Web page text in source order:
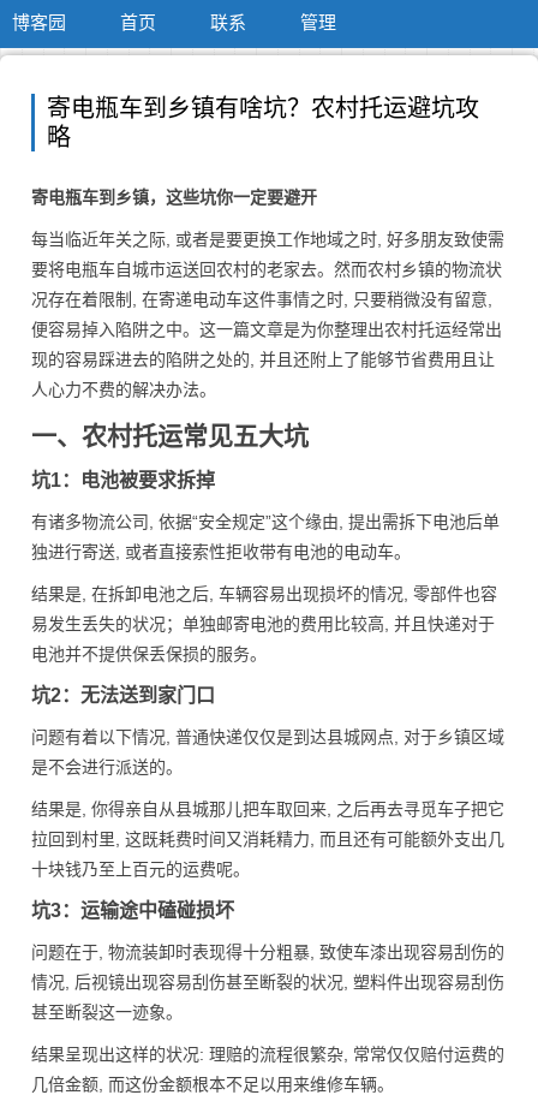
博客园 首页 联系 管理
寄电瓶车到乡镇有啥坑？农村托运避坑攻
略
寄电瓶车到乡镇，这些坑你一定要避开
每当临近年关之际, 或者是要更换工作地域之时, 好多朋友致使需
要将电瓶车自城市运送回农村的老家去。然而农村乡镇的物流状
况存在着限制, 在寄递电动车这件事情之时, 只要稍微没有留意,
便容易掉入陷阱之中。这一篇文章是为你整理出农村托运经常出
现的容易踩进去的陷阱之处的, 并且还附上了能够节省费用且让
人心力不费的解决办法。
一、农村托运常见五大坑
坑1：电池被要求拆掉
有诸多物流公司, 依据“安全规定”这个缘由, 提出需拆下电池后单
独进行寄送, 或者直接索性拒收带有电池的电动车。
结果是, 在拆卸电池之后, 车辆容易出现损坏的情况, 零部件也容
易发生丢失的状况；单独邮寄电池的费用比较高, 并且快递对于
电池并不提供保丢保损的服务。
坑2：无法送到家门口
问题有着以下情况, 普通快递仅仅是到达县城网点, 对于乡镇区域
是不会进行派送的。
结果是, 你得亲自从县城那儿把车取回来, 之后再去寻觅车子把它
拉回到村里, 这既耗费时间又消耗精力, 而且还有可能额外支出几
十块钱乃至上百元的运费呢。
坑3：运输途中磕碰损坏
问题在于, 物流装卸时表现得十分粗暴, 致使车漆出现容易刮伤的
情况, 后视镜出现容易刮伤甚至断裂的状况, 塑料件出现容易刮伤
甚至断裂这一迹象。
结果呈现出这样的状况: 理赔的流程很繁杂, 常常仅仅赔付运费的
几倍金额, 而这份金额根本不足以用来维修车辆。